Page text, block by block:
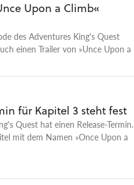
Upon a Climb«
des Adventures King's Quest
einen Trailer von »Unce Upon a
für Kapitel 3 steht fest
Quest hat einen Release-Termin.
mit dem Namen »Once Upon a